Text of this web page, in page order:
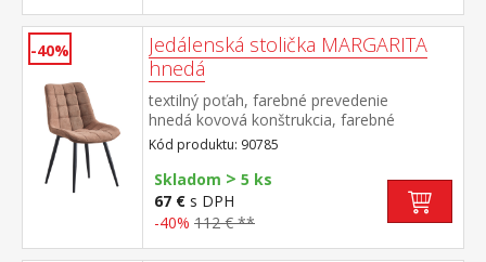
-40%
Jedálenská stolička MARGARITA
hnedá
textilný poťah, farebné prevedenie
hnedá kovová konštrukcia, farebné
prevedenie čierna výška sedu 49
cm odporúčaná nosnosť do 130 kg
Kód produktu: 90785
Skladom > 5 ks
67 € s DPH
-40% 112 € **